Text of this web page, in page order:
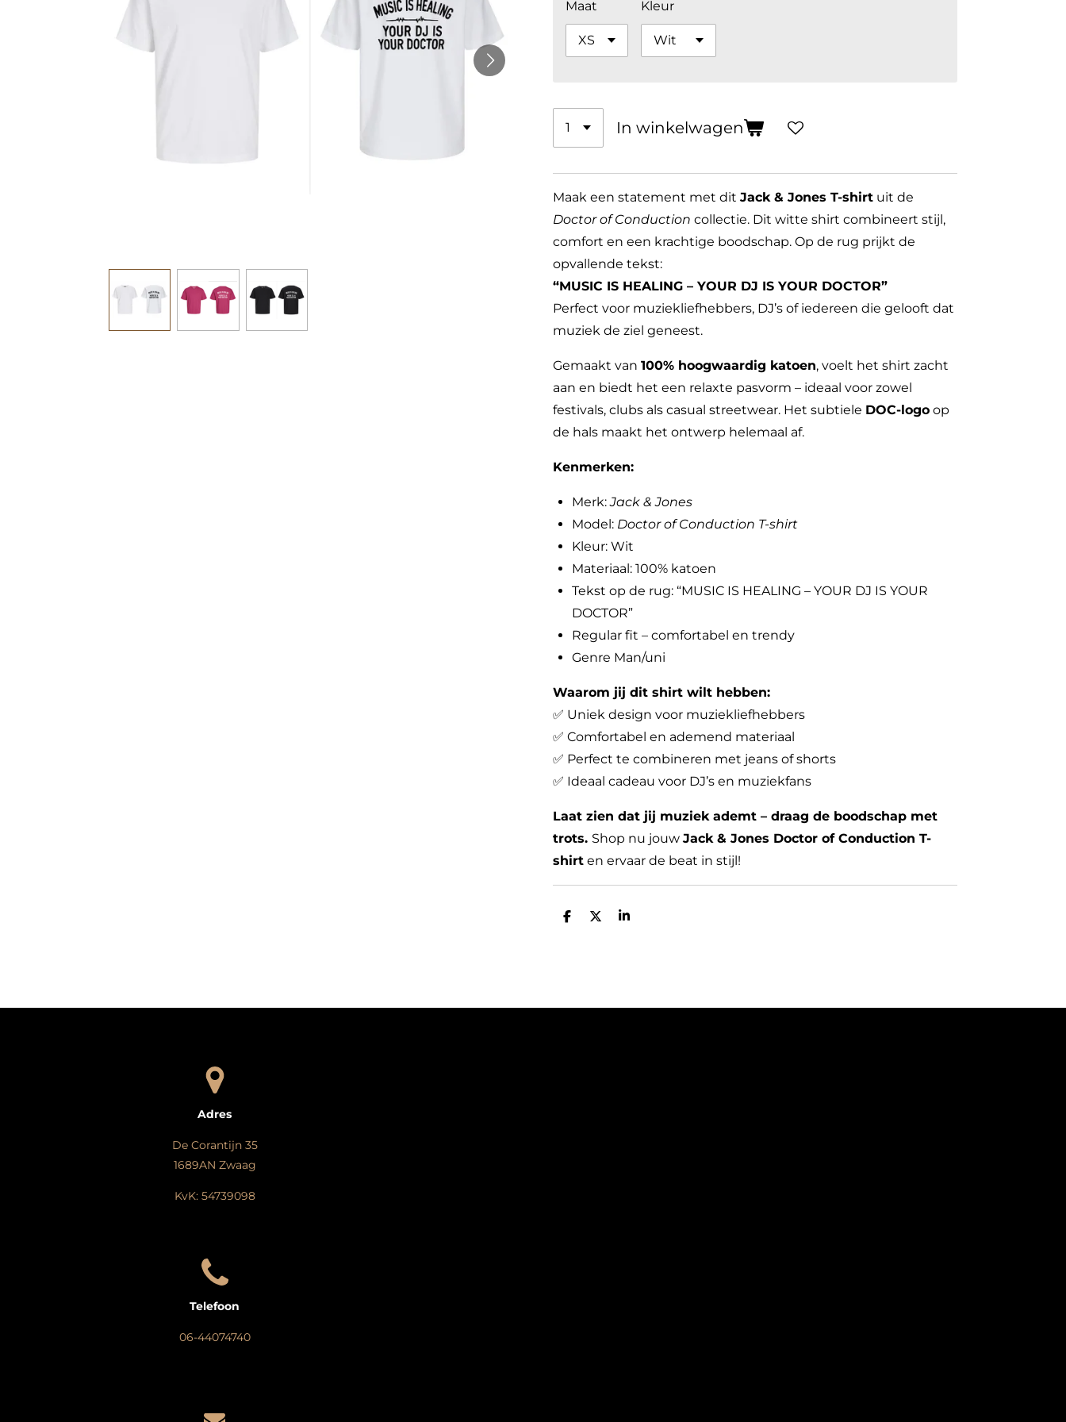
Maat Kleur
In winkelwagen
Maak een statement met dit Jack & Jones T-shirt uit de
Doctor of Conduction collectie. Dit witte shirt combineert stijl,
comfort en een krachtige boodschap. Op de rug prijkt de
opvallende tekst:
“MUSIC IS HEALING – YOUR DJ IS YOUR DOCTOR”
Perfect voor muziekliefhebbers, DJ’s of iedereen die gelooft dat
muziek de ziel geneest.
Gemaakt van 100% hoogwaardig katoen, voelt het shirt zacht
aan en biedt het een relaxte pasvorm – ideaal voor zowel
festivals, clubs als casual streetwear. Het subtiele DOC-logo op
de hals maakt het ontwerp helemaal af.
Kenmerken:
Merk:Jack & Jones
Model: Doctor of Conduction T-shirt
Kleur: Wit
Materiaal: 100% katoen
Tekst op de rug: “MUSIC IS HEALING – YOUR DJ IS YOUR
DOCTOR”
Regular fit – comfortabel en trendy
Genre Man/uni
Waarom jij dit shirt wilt hebben:
✅ Uniek design voor muziekliefhebbers
✅ Comfortabel en ademend materiaal
✅ Perfect te combineren met jeans of shorts
✅ Ideaal cadeau voor DJ’s en muziekfans
Laat zien dat jij muziek ademt – draag de boodschap met
trots. Shop nu jouw Jack & Jones Doctor of Conduction T-
shirt en ervaar de beat in stijl!
D
D
S
Adres
De Corantijn 35
1689AN Zwaag
KvK: 54739098
Telefoon
06-44074740